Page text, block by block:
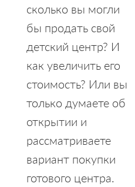
сколько вы могли
бы продать свой
детский центр? И
как увеличить его
стоимость? Или вы
только думаете об
открытии и
рассматриваете
вариант покупки
готового центра.